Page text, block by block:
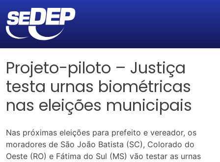
Projeto-piloto – Justiça
testa urnas biométricas
nas eleições municipais
Nas próximas eleições para prefeito e vereador, os
moradores de São João Batista (SC), Colorado do
Oeste (RO) e Fátima do Sul (MS) vão testar as urnas